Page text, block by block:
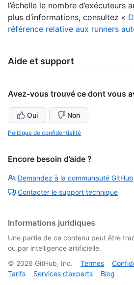
l’échelle le nombre d’exécuteurs
plus d’informations, consultez «
référence relative aux runners
Aide et support
Avez-vous trouvé ce dont vous
Oui Non
Politique de confidentialité
Encore besoin d’aide ?
Demandez à la communauté GitHub
Contacter le support technique
Informations juridiques
Une partie de ce contenu peut être
ou par intelligence artificielle.
© 2026 GitHub, Inc. Termes
Tarifs
Services d’experts Blog